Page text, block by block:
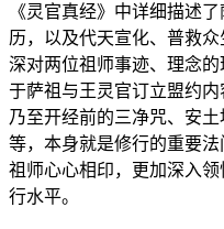
《灵官真经》中详细描述
历，以及代天宣化、普救
深对两位祖师事迹、理念
于萨祖与王灵官订立盟约内
乃至开经前的三净咒、安
等，本身就是修行的重要
祖师心心相印，更加深入
行水平。